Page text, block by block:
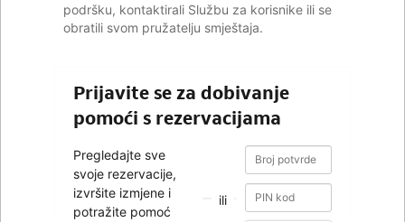
podršku, kontaktirali Službu za korisnike ili se
obratili svom pružatelju smještaja.
Prijavite se za dobivanje
pomoći s rezervacijama
Pregledajte sve
svoje rezervacije,
izvršite izmjene i
potražite pomoć
ili
Broj
potvrde
Broj
potvrde